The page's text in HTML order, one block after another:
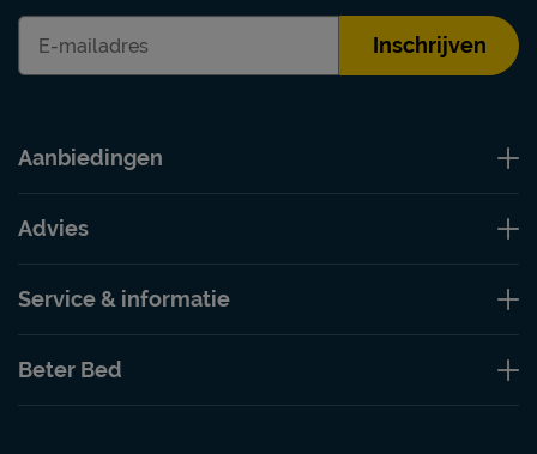
Inschrijven
Aanbiedingen
Advies
Service & informatie
Beter Bed